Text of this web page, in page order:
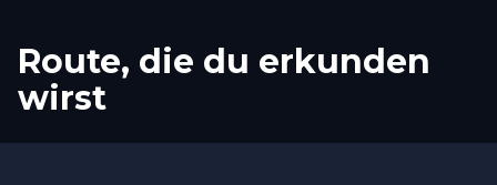
Route, die du erkunden
wirst
Start
Ziel